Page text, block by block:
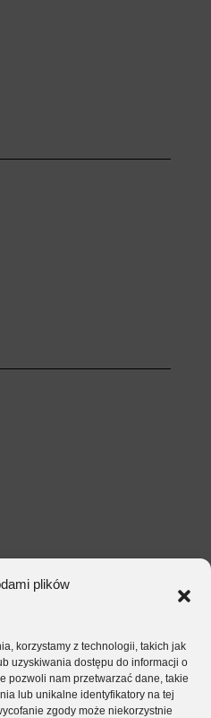
plików
korzystamy z technologii, takich jak
uzyskiwania dostępu do informacji o
pozwoli nam przetwarzać dane, takie
lub unikalne identyfikatory na tej
zgody może niekorzystnie